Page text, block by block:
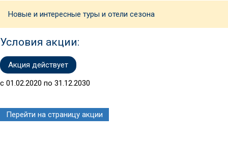
Новые и интересные туры и отели сезона
Условия акции:
Акция действует
с 01.02.2020 по 31.12.2030
Перейти на страницу акции